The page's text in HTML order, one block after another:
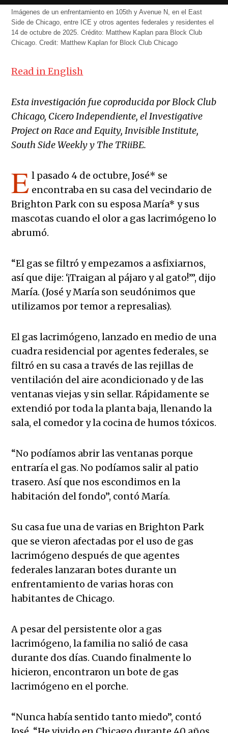
Imágenes de un enfrentamiento en 105th y Avenue N, en el East
Side de Chicago, entre ICE y otros agentes federales y residentes el
14 de octubre de 2025. Crédito: Matthew Kaplan para Block Club
Chicago.Credit: Matthew Kaplan for Block Club Chicago
Read in English
Esta investigación fue coproducida por Block Club
Chicago, Cicero Independiente, el Investigative
Project on Race and Equity, Invisible Institute,
South Side Weekly y The TRiiBE.
E l pasado 4 de octubre, José* se
encontraba en su casa del vecindario de
Brighton Park con su esposa María* y sus
mascotas cuando el olor a gas lacrimógeno lo
abrumó.
“El gas se filtró y empezamos a asfixiarnos,
así que dije: ‘¡Traigan al pájaro y al gato!’”, dijo
María. (José y María son seudónimos que
utilizamos por temor a represalias).
El gas lacrimógeno, lanzado en medio de una
cuadra residencial por agentes federales, se
filtró en su casa a través de las rejillas de
ventilación del aire acondicionado y de las
ventanas viejas y sin sellar. Rápidamente se
extendió por toda la planta baja, llenando la
sala, el comedor y la cocina de humos tóxicos.
“No podíamos abrir las ventanas porque
entraría el gas. No podíamos salir al patio
trasero. Así que nos escondimos en la
habitación del fondo”, contó María.
Su casa fue una de varias en Brighton Park
que se vieron afectadas por el uso de gas
lacrimógeno después de que agentes
federales lanzaran botes durante un
enfrentamiento de varias horas con
habitantes de Chicago.
A pesar del persistente olor a gas
lacrimógeno, la familia no salió de casa
durante dos días. Cuando finalmente lo
hicieron, encontraron un bote de gas
lacrimógeno en el porche.
“Nunca había sentido tanto miedo”, contó